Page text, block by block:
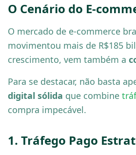
O Cenário do E-
O mercado de e-commerce
movimentou mais de R$185
crescimento, vem também a
Para se destacar, não basta
digital sólida que combine
compra impecável.
1. Tráfego Pago